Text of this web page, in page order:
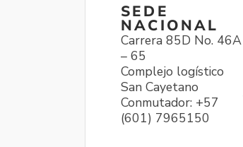
SEDE
NACIONAL
Carrera 85D No. 46A
– 65
Complejo logístico
San Cayetano
Conmutador: +57
(601) 7965150